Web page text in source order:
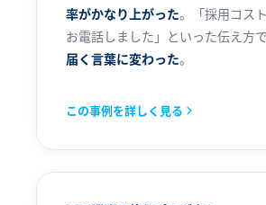
率がかなり上がった。「採用コス
お電話しました」といった伝え方で
届く言葉に変わった。
この事例を詳しく見る